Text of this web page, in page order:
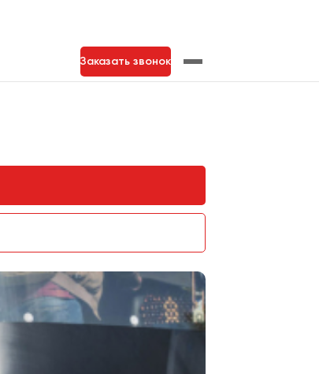
Заказать звонок